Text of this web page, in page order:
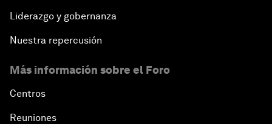
Liderazgo y gobernanza
Nuestra repercusión
Más información sobre el Foro
Centros
Reuniones